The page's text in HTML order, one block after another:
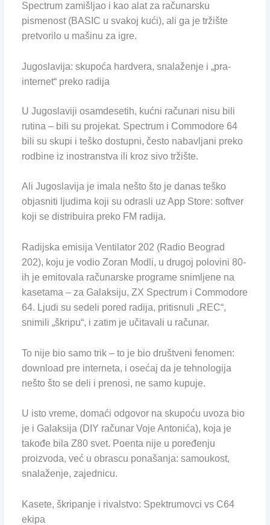
Spectrum zamišljao i kao alat za računarsku
pismenost (BASIC u svakoj kući), ali ga je tržište
pretvorilo u mašinu za igre.
Jugoslavija: skupoća hardvera, snalaženje i „pra-
internet“ preko radija
U Jugoslaviji osamdesetih, kućni računari nisu bili
rutina – bili su projekat. Spectrum i Commodore 64
bili su skupi i teško dostupni, često nabavljani preko
rodbine iz inostranstva ili kroz sivo tržište.
Ali Jugoslavija je imala nešto što je danas teško
objasniti ljudima koji su odrasli uz App Store: softver
koji se distribuira preko FM radija.
Radijska emisija Ventilator 202 (Radio Beograd
202), koju je vodio Zoran Modli, u drugoj polovini 80-
ih je emitovala računarske programe snimljene na
kasetama – za Galaksiju, ZX Spectrum i Commodore
64. Ljudi su sedeli pored radija, pritisnuli „REC“,
snimili „škripu“, i zatim je učitavali u računar.
To nije bio samo trik – to je bio društveni fenomen:
download pre interneta, i osećaj da je tehnologija
nešto što se deli i prenosi, ne samo kupuje.
U isto vreme, domaći odgovor na skupoću uvoza bio
je i Galaksija (DIY računar Voje Antonića), koja je
takođe bila Z80 svet. Poenta nije u poređenju
proizvoda, već u obrascu ponašanja: samoukost,
snalaženje, zajednicu.
Kasete, škripanje i rivalstvo: Spektrumovci vs C64
ekipa